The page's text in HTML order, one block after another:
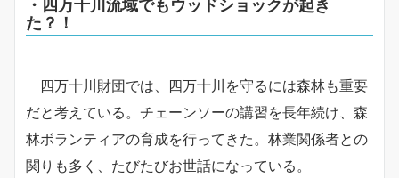
・四万十川流域でもウッドショックが起き
た？！
四万十川財団では、四万十川を守るには森林も重要
だと考えている。チェーンソーの講習を長年続け、森
林ボランティアの育成を行ってきた。林業関係者との
関りも多く、たびたびお世話になっている。